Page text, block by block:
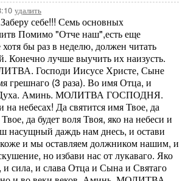
удалить
себе!!! Семь основных
Помимо "Отче наш",есть еще
бы раз в неделю, должен читать
лучше выучить их наизусть.
Господи Иисусе Христе, Сыне
грешнаго (3 раза). Во имя Отца, и
Духа. Аминь. МОЛИТВА ГОСПОДНЯ.
небесах! Да святится имя Твое, да
да будет воля Твоя, яко на небеси и
насущный даждь нам днесь, и остави
и мы оставляем должником нашим, и
но избави нас от лукаваго. Яко
и сила, и слава Отца и Сына и Святаго